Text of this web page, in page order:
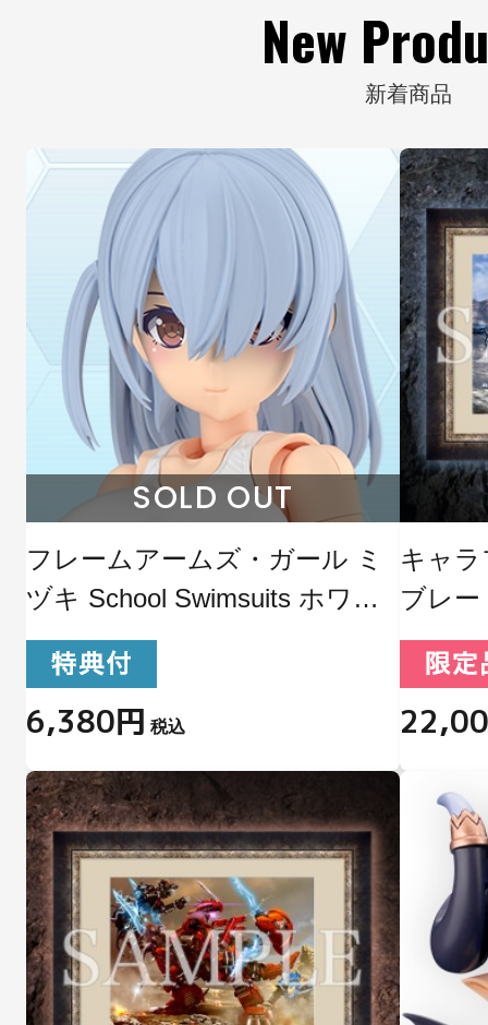
New
新着商品
フレームアームズ・ガール ミ
ヅキ School Swimsuits ホワイ
トVer.
6,380円 税込
キャ
ブレ